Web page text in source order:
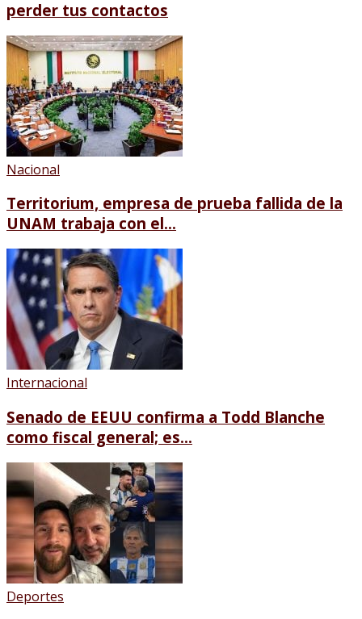
perder tus contactos
Nacional
Territorium, empresa de prueba fallida de la
UNAM trabaja con el...
Internacional
Senado de EEUU confirma a Todd Blanche
como fiscal general; es...
Deportes